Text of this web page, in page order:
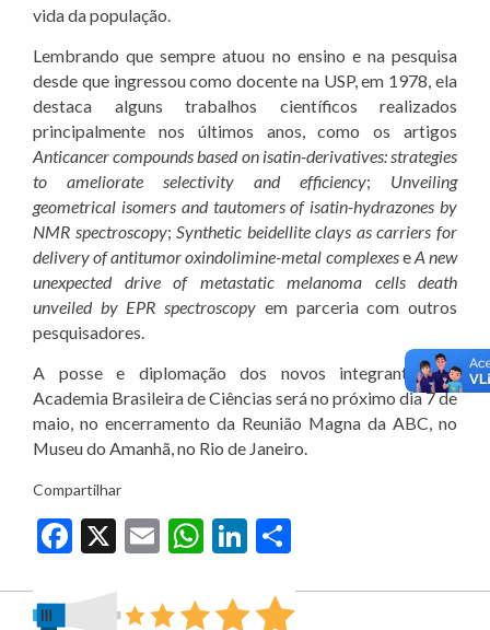
vida da população.
Lembrando que sempre atuou no ensino e na pesquisa
desde que ingressou como docente na USP, em 1978, ela
destaca alguns trabalhos científicos realizados
principalmente nos últimos anos, como os artigos
Anticancer compounds based on isatin-derivatives: strategies
to ameliorate selectivity and efficiency; Unveiling
geometrical isomers and tautomers of isatin-hydrazones by
NMR spectroscopy;Synthetic beidellite clays as carriers for
delivery of antitumor oxindolimine-metal complexeseA new
unexpected drive of metastatic melanoma cells death
unveiled by EPR spectroscopy em parceria com outros
pesquisadores.
A posse e diplomação dos novos integrantes da
Academia Brasileira de Ciências será no próximo dia 7 de
maio, no encerramento da Reunião Magna da ABC, no
Museu do Amanhã, no Rio de Janeiro.
Compartilhar
Facebook
X EmailWhatsApp
LinkedIn